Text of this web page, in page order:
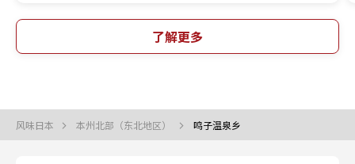
了解更多
风味日本 本州北部（东北地区） 鸣子温泉乡